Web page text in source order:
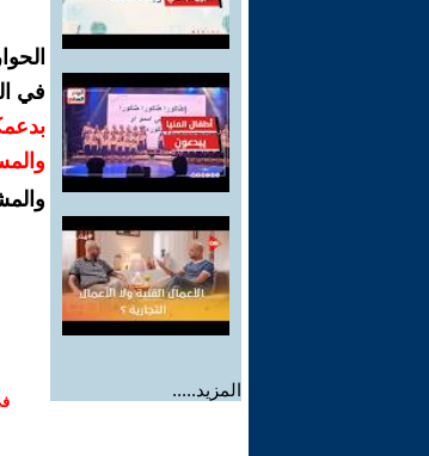
المزيد.....
في